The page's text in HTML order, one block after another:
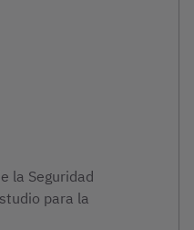
la Seguridad
para la